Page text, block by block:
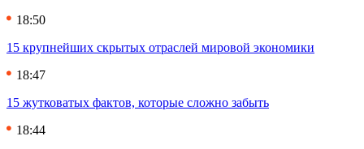
18:50
15 крупнейших скрытых отраслей мировой экономики
18:47
15 жутковатых фактов, которые сложно забыть
18:44